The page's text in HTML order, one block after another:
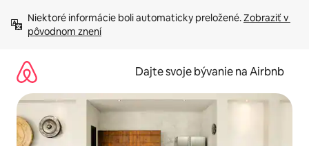
obsah.
Niektoré informácie boli automaticky preložené. Zobraziť v
pôvodnom znení
Dajte svoje bývanie na Airbnb